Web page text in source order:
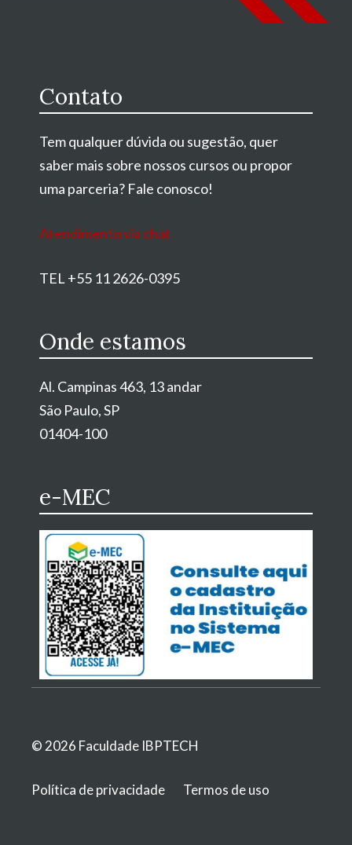
Contato
Tem qualquer dúvida ou sugestão, quer
saber mais sobre nossos cursos ou propor
uma parceria? Fale conosco!
Atendimento via chat
TEL +55 11 2626-0395
Onde estamos
Al. Campinas 463, 13 andar
São Paulo, SP
01404-100
e-MEC
© 2026 Faculdade IBPTECH
Política de privacidade Termos de uso